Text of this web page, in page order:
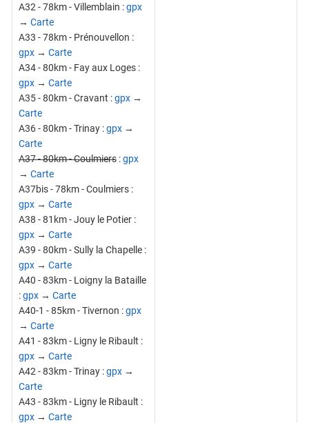
A32 - 78km - Villemblain :gpx
→ Carte
A33 - 78km - Prénouvellon :
gpx→ Carte
A34 - 80km - Fay aux Loges :
gpx→ Carte
A35 - 80km - Cravant :gpx→
Carte
A36 - 80km - Trinay :gpx→
Carte
A37 - 80km - Coulmiers:gpx
→ Carte
A37bis - 78km - Coulmiers :
gpx→ Carte
A38 - 81km - Jouy le Potier :
gpx→ Carte
A39 - 80km - Sully la Chapelle :
gpx→ Carte
A40 - 83km - Loigny la Bataille
:gpx→ Carte
A40-1 - 85km - Tivernon :gpx
→ Carte
A41 - 83km - Ligny le Ribault :
gpx→ Carte
A42 - 83km - Trinay :gpx→
Carte
A43 - 83km - Ligny le Ribault :
gpx→ Carte